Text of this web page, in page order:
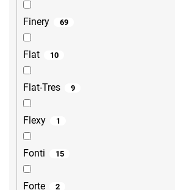
Finery 69
Flat 10
Flat-Tres 9
Flexy 1
Fonti 15
Forte 2